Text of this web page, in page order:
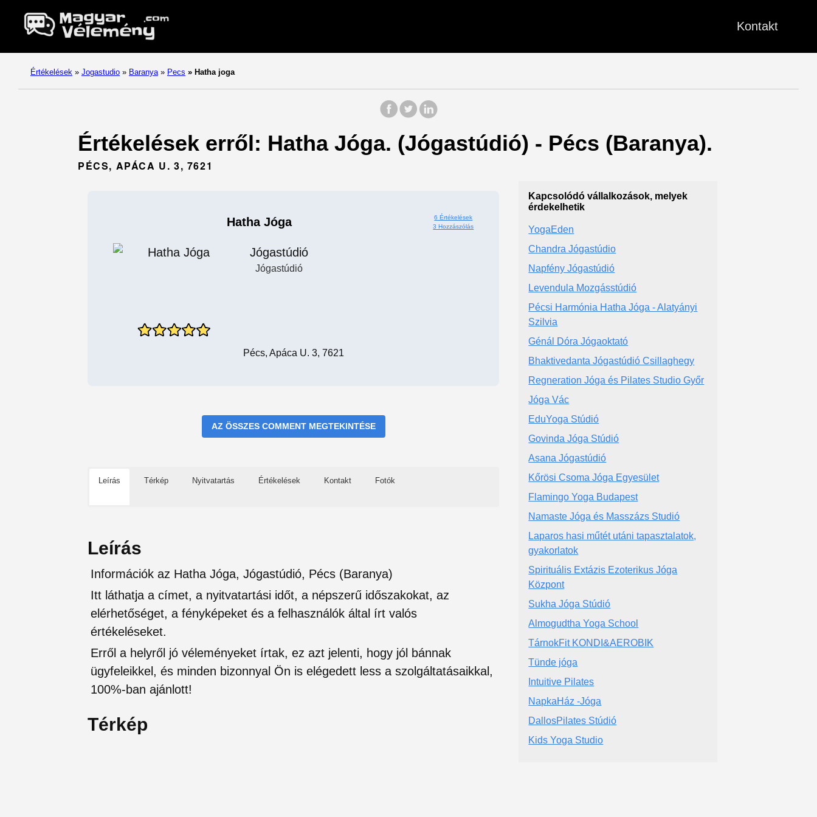
Kontakt
Értékelések » Jogastudio » Baranya » Pecs » Hatha joga
Értékelések erről: Hatha Jóga. (Jógastúdió) - Pécs (Baranya).
PÉCS, APÁCA U. 3, 7621
Hatha Jóga
6 Értékelések
3 Hozzászólás
Jógastúdió
Jógastúdió
Pécs, Apáca U. 3, 7621
AZ ÖSSZES COMMENT MEGTEKINTÉSE
Leírás Térkép Nyitvatartás Értékelések Kontakt Fotók
Leírás
Információk az Hatha Jóga, Jógastúdió, Pécs (Baranya)
Itt láthatja a címet, a nyitvatartási időt, a népszerű időszakokat, az
elérhetőséget, a fényképeket és a felhasználók által írt valós
értékeléseket.
Erről a helyről jó véleményeket írtak, ez azt jelenti, hogy jól bánnak
ügyfeleikkel, és minden bizonnyal Ön is elégedett less a szolgáltatásaikkal,
100%-ban ajánlott!
Térkép
Kapcsolódó vállalkozások, melyek
érdekelhetik
YogaEden
Chandra Jógastúdio
Napfény Jógastúdió
Levendula Mozgásstúdió
Pécsi Harmónia Hatha Jóga - Alatyányi
Szilvia
Génál Dóra Jógaoktató
Bhaktivedanta Jógastúdió Csillaghegy
Regneration Jóga és Pilates Studio Győr
Jóga Vác
EduYoga Stúdió
Govinda Jóga Stúdió
Asana Jógastúdió
Kőrösi Csoma Jóga Egyesület
Flamingo Yoga Budapest
Namaste Jóga és Masszázs Studió
Laparos hasi műtét utáni tapasztalatok,
gyakorlatok
Spirituális Extázis Ezoterikus Jóga
Központ
Sukha Jóga Stúdió
Almogudtha Yoga School
TárnokFit KONDI&AEROBIK
Tünde jóga
Intuitive Pilates
NapkaHáz -Jóga
DallosPilates Stúdió
Kids Yoga Studio